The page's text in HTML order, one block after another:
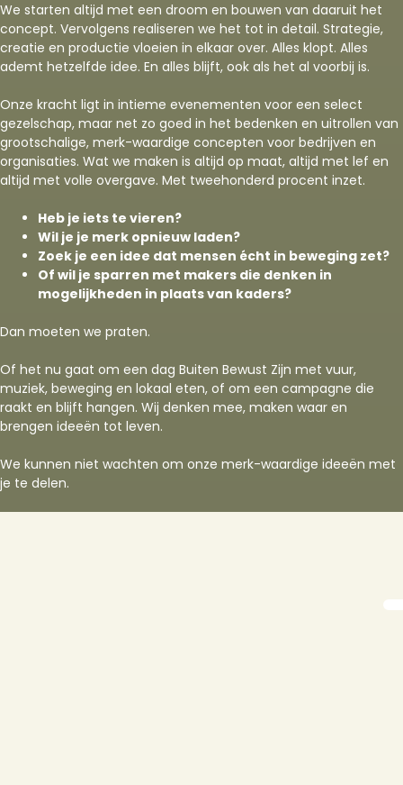
We starten altijd met een droom en bouwen van daaruit het
concept. Vervolgens realiseren we het tot in detail. Strategie,
creatie en productie vloeien in elkaar over. Alles klopt. Alles
ademt hetzelfde idee. En alles blijft, ook als het al voorbij is.
Onze kracht ligt in intieme evenementen voor een select
gezelschap, maar net zo goed in het bedenken en uitrollen van
grootschalige, merk-waardige concepten voor bedrijven en
organisaties. Wat we maken is altijd op maat, altijd met lef en
altijd met volle overgave. Met tweehonderd procent inzet.
Heb je iets te vieren?
Wil je je merk opnieuw laden?
Zoek je een idee dat mensen écht in beweging zet?
Of wil je sparren met makers die denken in
mogelijkheden in plaats van kaders?
Dan moeten we praten.
Of het nu gaat om een dag Buiten Bewust Zijn met vuur,
muziek, beweging en lokaal eten, of om een campagne die
raakt en blijft hangen. Wij denken mee, maken waar en
brengen ideeën tot leven.
We kunnen niet wachten om onze merk-waardige ideeën met
je te delen.